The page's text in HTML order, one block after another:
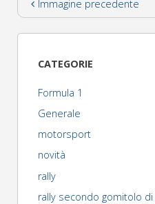
Immagine precedente
CATEGORIE
Formula 1
Generale
motorsport
novità
rally
rally secondo gomitolo di